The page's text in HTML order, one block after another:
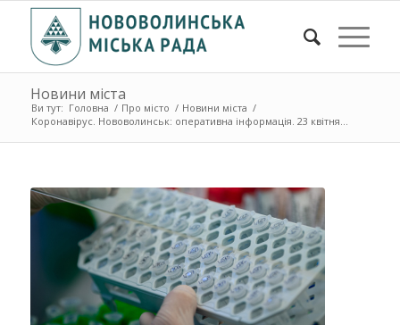
Новини міста
Ви тут: Головна / Про місто / Новини міста /
Коронавірус. Нововолинськ: оперативна інформація. 23 квітня ...